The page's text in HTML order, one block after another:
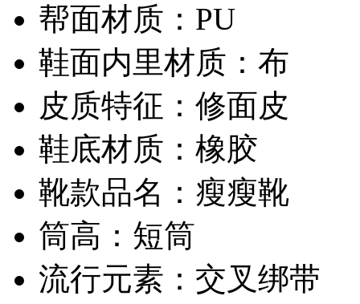
帮面材质：PU
鞋面内里材质：布
皮质特征：修面皮
鞋底材质：橡胶
靴款品名：瘦瘦靴
筒高：短筒
流行元素：交叉绑带